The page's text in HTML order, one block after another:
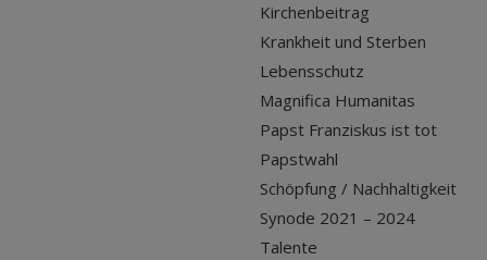
Kirchenbeitrag
Krankheit und Sterben
Lebensschutz
Magnifica Humanitas
Papst Franziskus ist tot
Papstwahl
Schöpfung / Nachhaltigkeit
Synode 2021 – 2024
Talente